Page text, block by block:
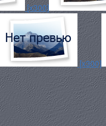
[x300]
[x300]